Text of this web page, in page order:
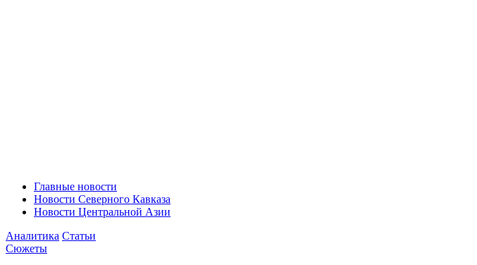
Главные новости
Новости Северного Кавказа
Новости Центральной Азии
Аналитика Статьи
Сюжеты